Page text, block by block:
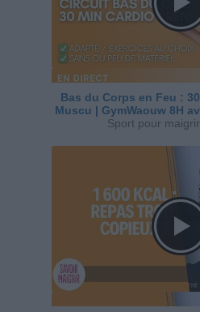
Bas du Corps en Feu :
Muscu | GymWaouw 8H
Sport pour